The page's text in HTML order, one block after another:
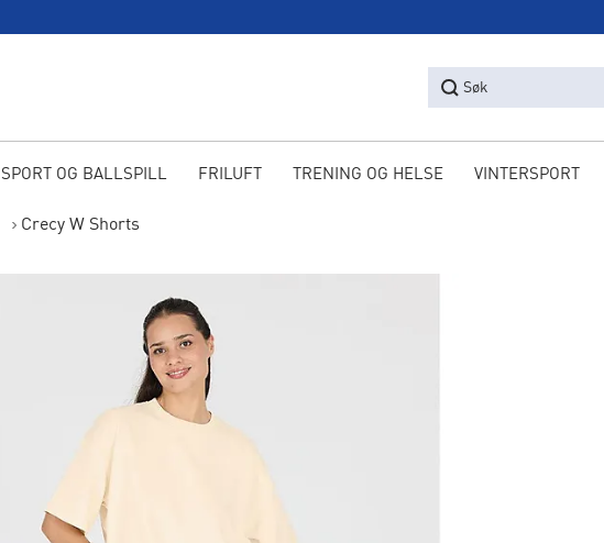
Søk
SPORT OG BALLSPILL FRILUFT TRENING OG HELSE VINTERSPORT
Crecy W Shorts